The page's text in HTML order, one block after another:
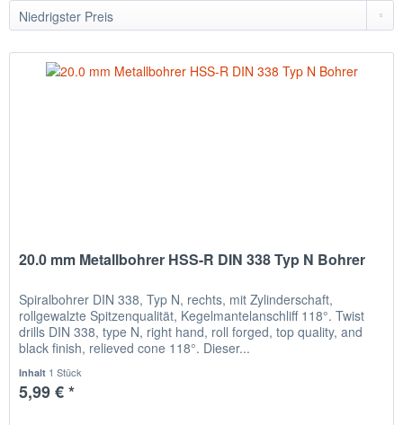
20.0 mm Metallbohrer HSS-R DIN 338 Typ N Bohrer
Spiralbohrer DIN 338, Typ N, rechts, mit Zylinderschaft,
rollgewalzte Spitzenqualität, Kegelmantelanschliff 118°. Twist
drills DIN 338, type N, right hand, roll forged, top quality, and
black finish, relieved cone 118°. Dieser...
Inhalt 1 Stück
5,99 € *